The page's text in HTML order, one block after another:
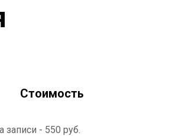
Стоимость
записи - 550 руб.